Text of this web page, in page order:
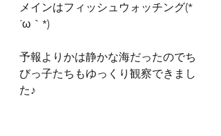
メインはフィッシュウォッチング(*
´ω｀*)
予報よりかは静かな海だったのでち
びっ子たちもゆっくり観察できまし
た♪